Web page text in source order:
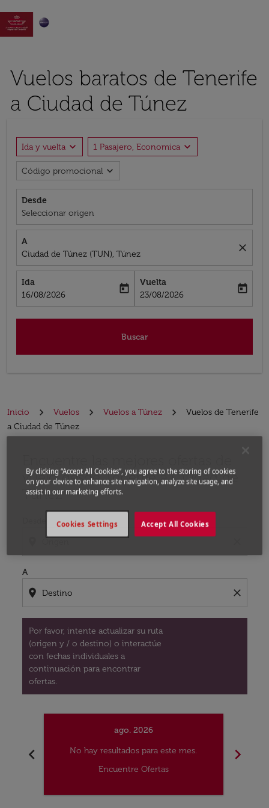

Vuelos baratos de Tenerife
a Ciudad de Túnez
Ida y vuelta expand_more 1 Pasajero, Economica expand_more
Código promocional expand_more
Desde
Seleccionar origen
A
Ciudad de Túnez (TUN), Túnez
close
Ida
fc-booking-departure-date-aria-label
16/08/2026
today
Vuelta
fc-booking-return-date-aria-label
23/08/2026
today
Buscar
Inicio Vuelos Vuelos a Túnez
Vuelos de Tenerife
a Ciudad de Túnez
vuelo desde Tenerife a Ciudad de
Túnez
A
location_on close
Por favor, intente actualizar su ruta
(origen y / o destino) o interactúe
con fechas individuales a
continuación para encontrar
ofertas.
chevron_left
ago. 2026
No hay resultados para este mes.
Encuentre Ofertas
chevron_right
By clicking “Accept All Cookies”, you agree to the storing of cookies
on your device to enhance site navigation, analyze site usage, and
assist in our marketing efforts.
Accept All Cookies
Cookies Settings